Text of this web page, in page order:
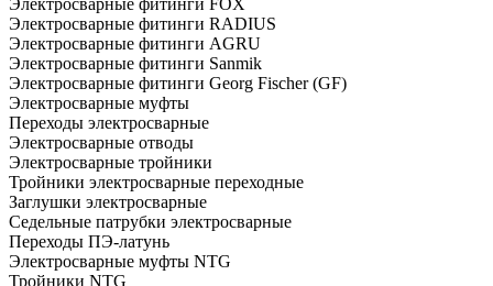
Электросварные фитинги FOX
Электросварные фитинги RADIUS
Электросварные фитинги AGRU
Электросварные фитинги Sanmik
Электросварные фитинги Georg Fischer (GF)
Электросварные муфты
Переходы электросварные
Электросварные отводы
Электросварные тройники
Тройники электросварные переходные
Заглушки электросварные
Седельные патрубки электросварные
Переходы ПЭ-латунь
Электросварные муфты NTG
Тройники NTG